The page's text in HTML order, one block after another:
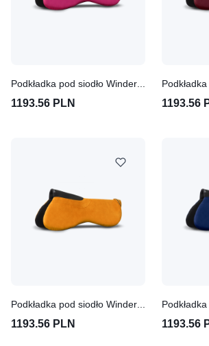
1193.56 PLN 1193.56
Podkładka pod siodło Winderen Pony Comfort 18mm - Terracotta
1193.56 PLN 1193.56